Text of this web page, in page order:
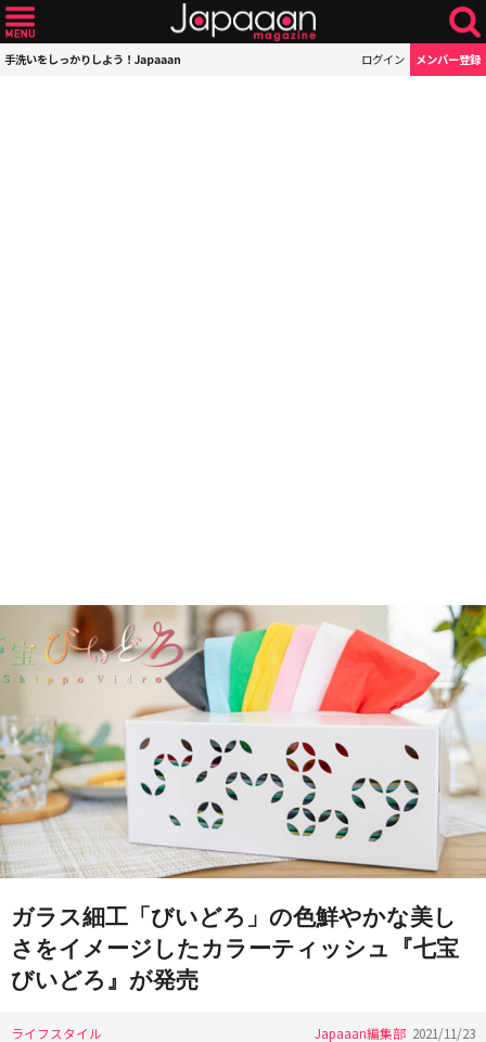
手洗いをしっかりしよう！Japaaan ログイン メンバー登録
ガラス細工「びいどろ」の色鮮やかな美し
さをイメージしたカラーティッシュ『七宝
びいどろ』が発売
ライフスタイル Japaaan編集部 2021/11/23